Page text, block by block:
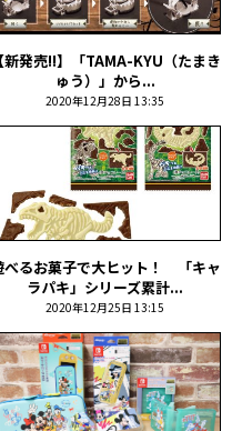
【新発売!!】「TAMA-KYU（たまき
ゅう）」から...
2020年12月28日 13:35
べるお菓子で大ヒット！ 「キャ
ラパキ」シリーズ累計...
2020年12月25日 13:15